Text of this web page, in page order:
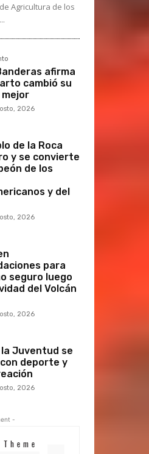
Agricultura de los
afirma
cambió su
2026
de la Roca
y se convierte
de los
y del
2026
para
seguro luego
del Volcán
2026
la Juventud se
deporte y
2026
-